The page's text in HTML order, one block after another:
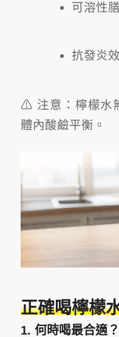
可溶性
抗發炎
⚠ 注意：檸檬水
體內酸鹼平衡。
正確喝檸檬
1. 何時喝最合適？